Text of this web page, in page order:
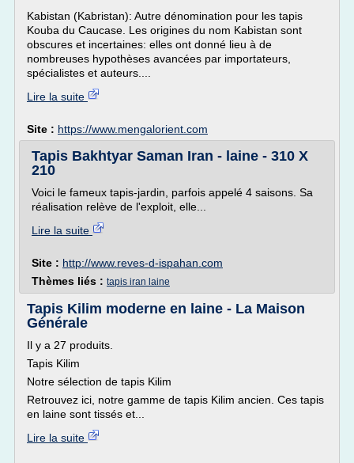
Kabistan (Kabristan): Autre dénomination pour les tapis
Kouba du Caucase. Les origines du nom Kabistan sont
obscures et incertaines: elles ont donné lieu à de
nombreuses hypothèses avancées par importateurs,
spécialistes et auteurs....
Lire la suite
Site : https://www.mengalorient.com
Tapis Bakhtyar Saman Iran - laine - 310 X
210
Voici le fameux tapis-jardin, parfois appelé 4 saisons. Sa
réalisation relève de l'exploit, elle...
Lire la suite
Site : http://www.reves-d-ispahan.com
Thèmes liés : tapis iran laine
Tapis Kilim moderne en laine - La Maison
Générale
Il y a 27 produits.
Tapis Kilim
Notre sélection de tapis Kilim
Retrouvez ici, notre gamme de tapis Kilim ancien. Ces tapis
en laine sont tissés et...
Lire la suite